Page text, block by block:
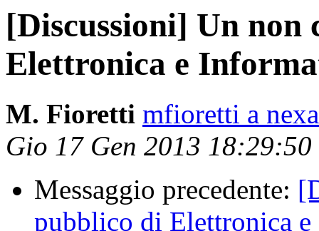
[Discussioni] Un non
Elettronica e
M. Fioretti mfioretti a
Gio 17 Gen 2013 18:29:50
Messaggio precedente:
pubblico di Elettronica